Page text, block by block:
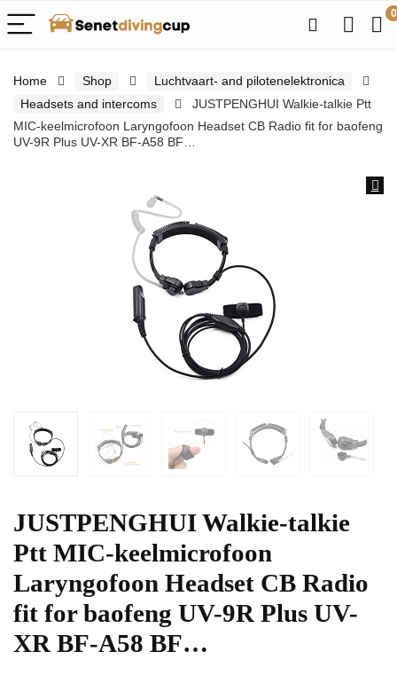
0
Home Shop
Luchtvaart- and pilotenelektronica
Headsets and intercoms
JUSTPENGHUI Walkie-talkie Ptt
MIC-keelmicrofoon Laryngofoon Headset CB Radio fit for baofeng
UV-9R Plus UV-XR BF-A58 BF…
JUSTPENGHUI Walkie-talkie
Ptt MIC-keelmicrofoon
Laryngofoon Headset CB Radio
fit for baofeng UV-9R Plus UV-
XR BF-A58 BF…